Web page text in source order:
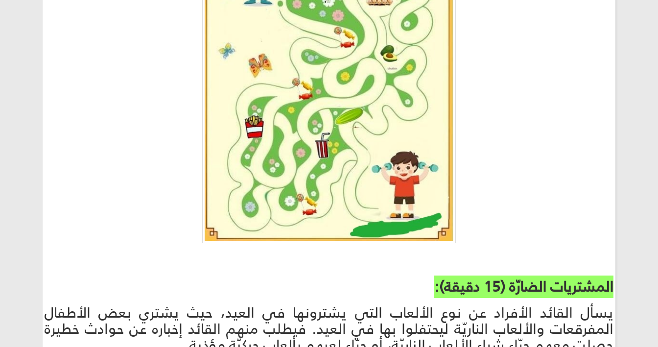
المشتريات الضارّة (15 دقيقة):
يسأل القائد الأفراد عن نوع الألعاب التي يشترونها في العيد، حيث يشتري بعض الأطفال
المفرقعات والألعاب الناريّة ليحتفلوا بها في العيد. فيطلب منهم القائد إخباره عن حوادث خطيرة